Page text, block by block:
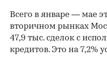
Всего в январе — мае
вторичном рынках
47,9 тыс. сделок с
кредитов. Это на 7,2%